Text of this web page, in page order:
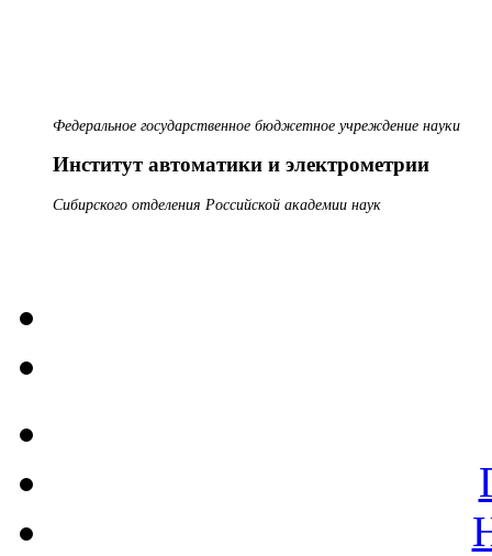
Федеральное государственное бюджетное учреждение науки
Институт автоматики и электрометрии
Сибирского отделения Российской академии наук